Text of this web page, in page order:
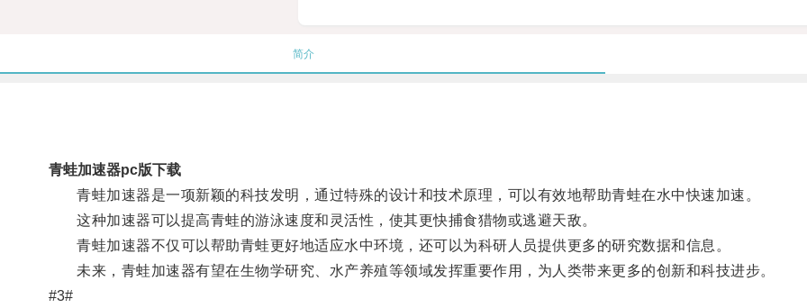
简介
青蛙加速器pc版下载
青蛙加速器是一项新颖的科技发明，通过特殊的设计和技术原理，可以有效地帮助青蛙在水中快速加速。
这种加速器可以提高青蛙的游泳速度和灵活性，使其更快捕食猎物或逃避天敌。
青蛙加速器不仅可以帮助青蛙更好地适应水中环境，还可以为科研人员提供更多的研究数据和信息。
未来，青蛙加速器有望在生物学研究、水产养殖等领域发挥重要作用，为人类带来更多的创新和科技进步。
#3#